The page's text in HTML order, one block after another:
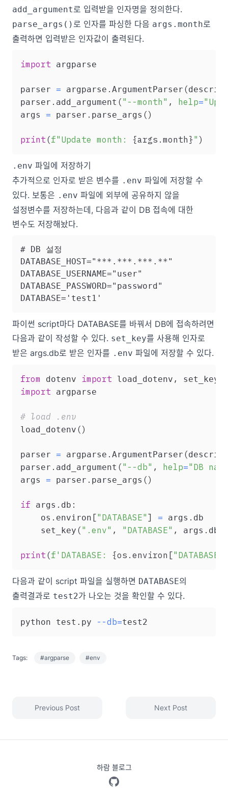
add_argument로 입력받을 인자명을 정의한다.
parse_args()로 인자를 파싱한 다음 args.month로
출력하면 입력받은 인자값이 출력된다.
import argparse
parser = argparse . ArgumentParser (
parser . add_argument ("--month" , help=
args = parser . parse_args ()
print (f"Update month: {args . month }" )
.env 파일에 저장하기
추가적으로 인자로 받은 변수를 .env 파일에 저장할 수
있다. 보통은 .env 파일에 외부에 공유하지 않을
설정변수를 저장하는데, 다음과 같이 DB 접속에 대한
변수도 저장해놨다.
# DB 설정
DATABASE_HOST="***.***.***.**"
DATABASE_USERNAME="user"
DATABASE_PASSWORD="password"
파이썬 script마다 DATABASE를 바꿔서 DB에 접속하려면
다음과 같이 작성할 수 있다. set_key를 사용해 인자로
받은 args.db로 받은 인자를 .env 파일에 저장할 수 있다.
from dotenv import load_dotenv ,
import argparse
# load .env
load_dotenv ()
parser = argparse . ArgumentParser (
parser . add_argument ("--db" , help="DB
args = parser . parse_args ()
if args . db :
    os
. environ ["DATABASE" ] = args . db
    set_key
(".env" , "DATABASE" , args . db
print (f'DATABASE: {os . environ ["DATABASE"
다음과 같이 script 파일을 실행하면 DATABASE의
출력결과로 test2가 나오는 것을 확인할 수 있다.
python test.py --db=
Tags: #argparse #env
Previous Post Next Post
하람 블로그